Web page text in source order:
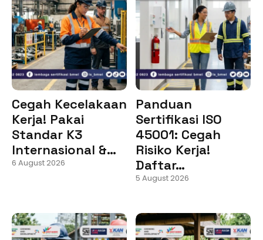
Cegah Kecelakaan
Kerja! Pakai
Standar K3
Internasional &…
6 August 2026
Panduan
Sertifikasi ISO
45001: Cegah
Risiko Kerja!
Daftar…
5 August 2026